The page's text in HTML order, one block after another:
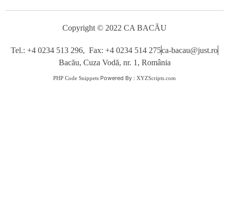
Copyright © 2022 CA BACĂU
Tel.: +4 0234 513 296, Fax: +4 0234 514 275ca-bacau@just.ro
Bacău, Cuza Vodă, nr. 1, România
PHP Code Snippets Powered By : XYZScripts.com